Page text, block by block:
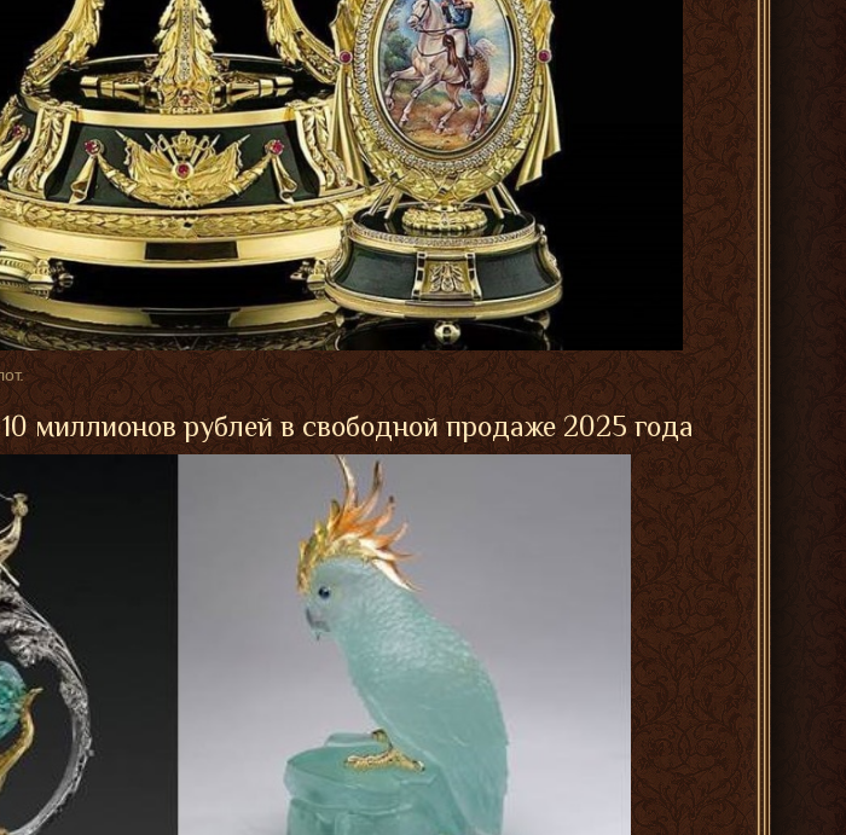
миллионов рублей в свободной продаже 2025 года